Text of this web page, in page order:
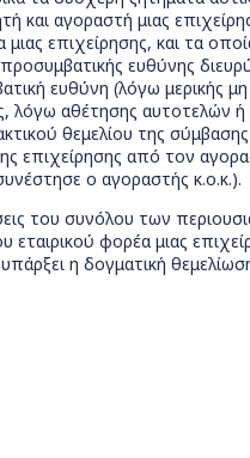
και αγοραστή μιας
μιας επιχείρησης, και τα
ευθύνης
ευθύνη (λόγω μερικής
λόγω αθέτησης αυτοτελών
θεμελίου της
επιχείρησης από τον
ο αγοραστής κ.ο.κ.).
του συνόλου των
φορέα μιας
η δογματική